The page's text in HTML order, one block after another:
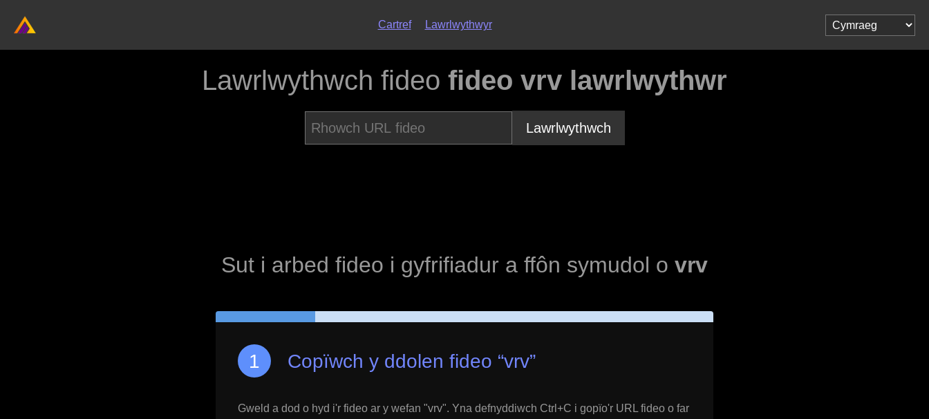
Cartref Lawrlwythwyr
Lawrlwythwch fideo fideo vrv lawrlwythwr
Lawrlwythwch
Sut i arbed fideo i gyfrifiadur a ffôn symudol o vrv
Copïwch y ddolen fideo “vrv”
Gweld a dod o hyd i'r fideo ar y wefan "vrv". Yna defnyddiwch Ctrl+C i gopïo'r URL fideo o far